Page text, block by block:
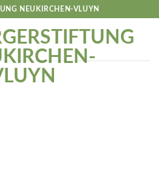
NEUKIRCHEN-VLUYN